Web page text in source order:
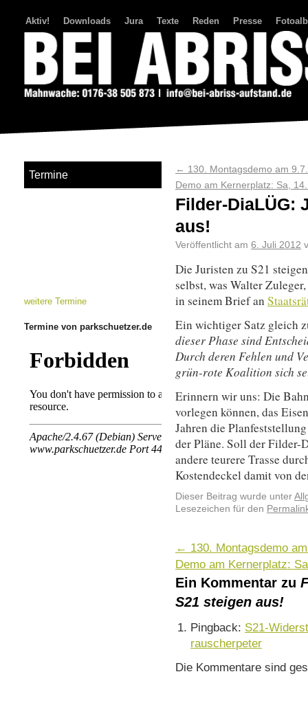
Aktiv! Downloads Jura Texte Reden Presse
← 130. Montagsdemo am
Demo am Kernerplatz: Sa,
Filder-DiaLÜG:
aus!
Veröffentlicht am 6. Juli 2012
Die Juristen zu S21
selbst, was Walter
in seinem Brief an
Ein wichtiger Satz gleich
dieser Phase sind
Durch deren Fehlen und
grün-rote Koalition sich
Erinnern wir uns: Die
vorlegen können, das
Jahren die
der Pläne. Soll der Filder-
andere teurere Trasse
Kostendeckel damit von
Dieser Beitrag wurde unter
Lesezeichen für den
← 130. Montagsdemo
Demo am Kernerplatz:
Ein Kommentar zu
S21 steigen aus!
Pingback: S21-
rauscherpeter
Die Kommentare sind
Termine
weitere Termine
Termine von parkschuetzer.de